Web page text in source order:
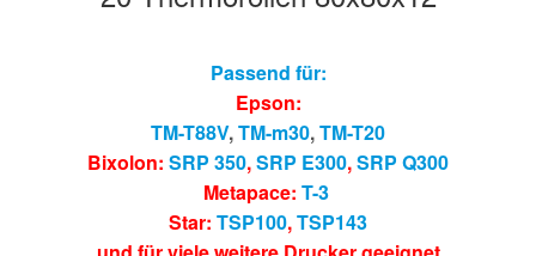
Passend für:
Epson:
TM-T88V,TM-m30,TM-T20
Bixolon: SRP 350,SRP E300,SRP Q300
Metapace: T-3
Star: TSP100,TSP143